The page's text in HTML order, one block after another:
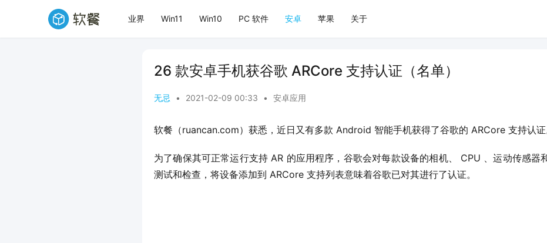
业界 Win11 Win10 PC 软件 安卓 苹果 关于
26 款安卓手机获谷歌 ARCore 支持认证（名单）
无忌 • 2021-02-09 00:33 • 安卓应用
软餐（ruancan.com）获悉，近日又有多款 Android 智能手机获得了谷歌的 ARCore 支持认证
为了确保其可正常运行支持 AR 的应用程序，谷歌会对每款设备的相机、 CPU 、运动传感器
测试和检查，将设备添加到 ARCore 支持列表意味着谷歌已对其进行了认证。